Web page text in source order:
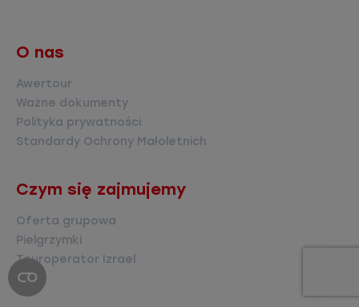
O nas
Awertour
Ważne dokumenty
Polityka prywatności
Standardy Ochrony Małoletnich
Czym się zajmujemy
Oferta grupowa
Pielgrzymki
Touroperator Izrael
Blog